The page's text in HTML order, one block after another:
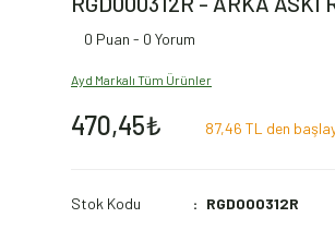
0 Puan - 0 Yorum
Ayd Markalı Tüm Ürünler
470,45₺ 87,46 TL den
Stok Kodu RGD000312R